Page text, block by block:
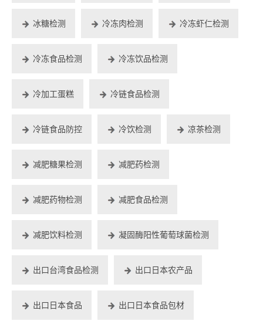
冰糖检测 冷冻肉检测 冷冻虾仁检测
冷冻食品检测 冷冻饮品检测
冷加工蛋糕 冷链食品检测
冷链食品防控 冷饮检测 凉茶检测
减肥糖果检测 减肥药检测
减肥药物检测 减肥食品检测
减肥饮料检测 凝固酶阳性葡萄球菌检测
出口台湾食品检测 出口日本农产品
出口日本食品 出口日本食品包材